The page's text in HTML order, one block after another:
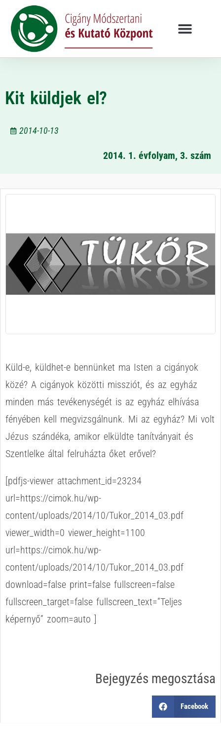
Kit küldjek el?
2014-10-13
2014. 1. évfolyam, 3. szám
Küld-e, küldhet-e bennünket ma Isten a cigányok
közé? A cigányok közötti missziót, és az egyház
minden más tevékenységét is az egyház elhívása
fényében kell megvizsgálnunk. Mi az egyház? Mi volt
Jézus szándéka, amikor elküldte tanítványait és
Szentlelke által felruházta őket erővel?
[pdfjs-viewer attachment_id=23234
url=https://cimok.hu/wp-
content/uploads/2014/10/Tukor_2014_03.pdf
viewer_width=0 viewer_height=1100
url=https://cimok.hu/wp-
content/uploads/2014/10/Tukor_2014_03.pdf
download=false print=false fullscreen=false
fullscreen_target=false fullscreen_text=”Teljes
képernyő” zoom=auto ]
Bejegyzés megosztása
Facebook